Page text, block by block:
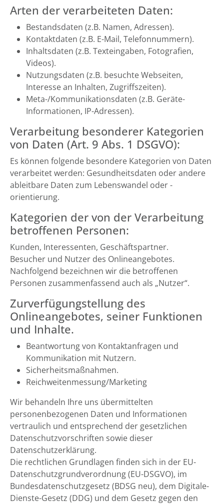
Arten der verarbeiteten Daten:
Bestandsdaten (z.B. Namen, Adressen).
Kontaktdaten (z.B. E-Mail, Telefonnummern).
Inhaltsdaten (z.B. Texteingaben, Fotografien,
Videos).
Nutzungsdaten (z.B. besuchte Webseiten,
Interesse an Inhalten, Zugriffszeiten).
Meta-/Kommunikationsdaten (z.B. Geräte-
Informationen, IP-Adressen).
Verarbeitung besonderer Kategorien
von Daten (Art. 9 Abs. 1 DSGVO):
Es können folgende besondere Kategorien von Daten
verarbeitet werden: Gesundheitsdaten oder andere
ableitbare Daten zum Lebenswandel oder -
orientierung.
Kategorien der von der Verarbeitung
betroffenen Personen:
Kunden, Interessenten, Geschäftspartner.
Besucher und Nutzer des Onlineangebotes.
Nachfolgend bezeichnen wir die betroffenen
Personen zusammenfassend auch als „Nutzer“.
Zurverfügungstellung des
Onlineangebotes, seiner Funktionen
und Inhalte.
Beantwortung von Kontaktanfragen und
Kommunikation mit Nutzern.
Sicherheitsmaßnahmen.
Reichweitenmessung/Marketing
Wir behandeln Ihre uns übermittelten
personenbezogenen Daten und Informationen
vertraulich und entsprechend der gesetzlichen
Datenschutzvorschriften sowie dieser
Datenschutzerklärung.
Die rechtlichen Grundlagen finden sich in der EU-
Datenschutzgrundverordnung (EU-DSGVO), im
Bundesdatenschutzgesetz (BDSG neu), dem Digitale-
Dienste-Gesetz (DDG) und dem Gesetz gegen den